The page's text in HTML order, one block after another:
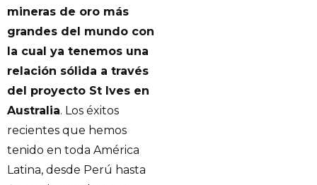
mineras de oro más
grandes del mundo con
la cual ya tenemos una
relación sólida a través
del proyecto St Ives en
Australia. Los éxitos
recientes que hemos
tenido en toda América
Latina, desde Perú hasta